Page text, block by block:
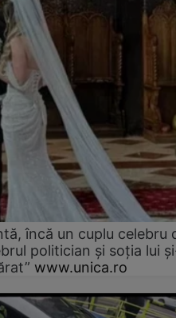
încă un cuplu celebru
politician și soția lui
www.unica.ro